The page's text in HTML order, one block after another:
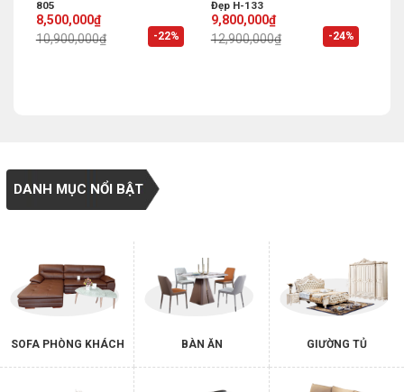
-22%
805
10,900,000₫
Original
price
was:
8,500,000₫
Current
price
is:
-24%
Đẹp H-133
12,900,000₫
Original
price
was:
9,800,000₫
Current
price
is:
DANH MỤC NỔI BẬT
SOFA PHÒNG KHÁCH BÀN ĂN GIƯỜNG TỦ